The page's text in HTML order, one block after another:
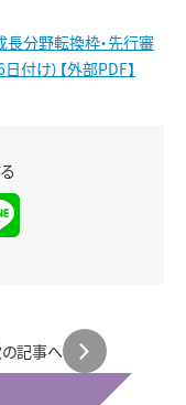
長分野転換枠・先行審
付け）【外部PDF】
e
記事へ